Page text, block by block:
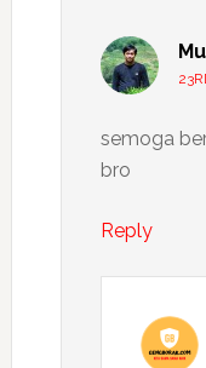
semoga
bro
Reply